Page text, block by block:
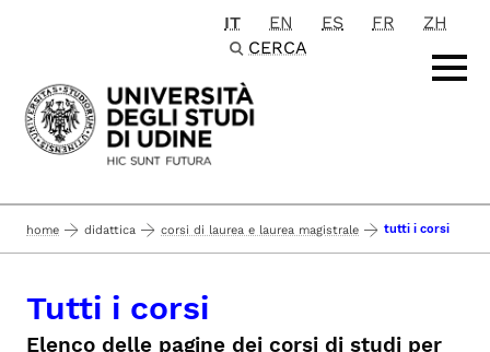
Passa al contenuto principale
IT EN ES FR
ZH
CERCA
home didattica corsi di laurea e laurea magistrale tutti i corsi
Tutti i corsi
Elenco delle pagine dei corsi di studi per